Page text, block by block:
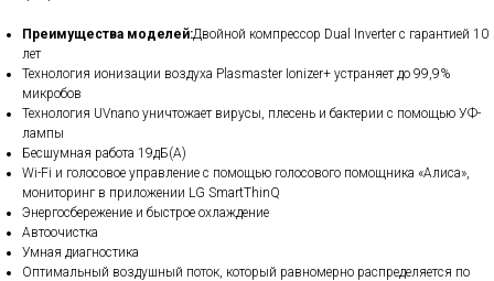
Преимущества моделей:Двойной компрессор Dual Inverter с гарантией 10
лет
Технология ионизации воздуха Plasmaster Ionizer+ устраняет до 99,9%
микробов
Технология UVnano уничтожает вирусы, плесень и бактерии с помощью УФ-
лампы
Бесшумная работа 19дБ(А)
Wi-Fi и голосовое управление с помощью голосового помощника «Алиса»,
мониторинг в приложении LG SmartThinQ
Энергосбережение и быстрое охлаждение
Автоочистка
Умная диагностика
Оптимальный воздушный поток, который равномерно распределяется по